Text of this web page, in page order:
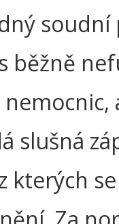
soudní
běžně
slušná
kterých